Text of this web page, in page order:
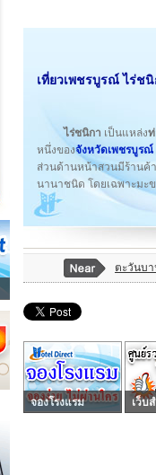
เที่ยวเพชรบูรณ์ ไร่ชนิ
ไร่ชนิกา เป็นแหล่งท่
หนึ่งของจังหวัดเพชรบูรณ์
ส่วนด้านหน้าสวนมีร้านค้
นานาชนิด โดยเฉพาะมะ
ตะวันบ
จองโรงแรม เว็บ